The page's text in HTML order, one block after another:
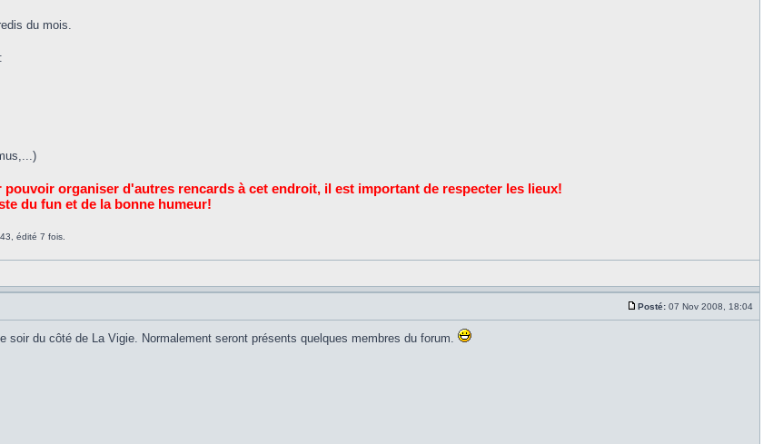
du mois.
organiser d'autres rencards à cet endroit, il est important de respecter les lieux!
du fun et de la bonne humeur!
édité 7 fois.
Posté: 07 Nov 2008, 18:04
soir du côté de La Vigie. Normalement seront présents quelques membres du forum.